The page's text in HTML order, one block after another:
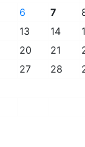
6 7
13 14
20 21
27 28